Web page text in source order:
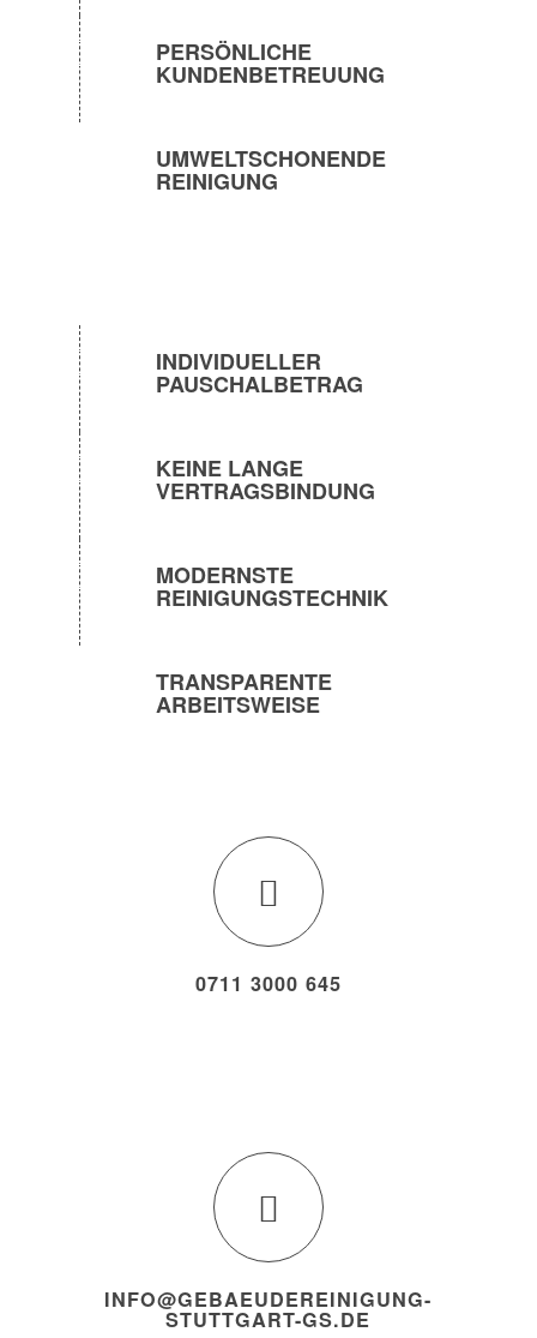
PERSÖNLICHE
KUNDENBETREUUNG
UMWELTSCHONENDE
REINIGUNG
INDIVIDUELLER
PAUSCHALBETRAG
KEINE LANGE
VERTRAGSBINDUNG
MODERNSTE
REINIGUNGSTECHNIK
TRANSPARENTE
ARBEITSWEISE
0711 3000 645
INFO@GEBAEUDEREINIGUNG-
STUTTGART-GS.DE